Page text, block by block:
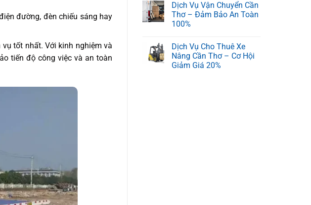
đường, đèn chiếu sáng hay
tốt nhất. Với kinh nghiệm và
tiến độ công việc và an toàn
Dịch Vụ Vận Chuyển Cần
Thơ – Đảm Bảo An Toàn
100%
Dịch Vụ Cho Thuê Xe
Nâng Cần Thơ – Cơ Hội
Giảm Giá 20%